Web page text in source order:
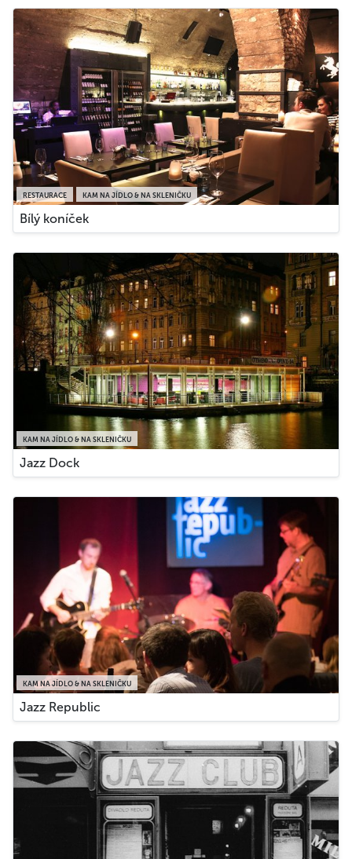
RESTAURACE KAM NA JÍDLO & NA SKLENIČKU
Bílý koníček
KAM NA JÍDLO & NA SKLENIČKU
Jazz Dock
KAM NA JÍDLO & NA SKLENIČKU
Jazz Republic